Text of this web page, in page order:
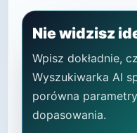
Nie widzisz
Wpisz dokładnie,
Wyszukiwarka AI
porówna
dopasowania.